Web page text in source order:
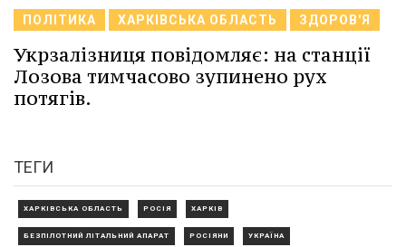
ПОЛІТИКА ХАРКІВСЬКА ОБЛАСТЬ ЗДОРОВ'Я
Укрзалізниця повідомляє: на станції
Лозова тимчасово зупинено рух
потягів.
ТЕГИ
ХАРКІВСЬКА ОБЛАСТЬ РОСІЯ ХАРКІВ
БЕЗПІЛОТНИЙ ЛІТАЛЬНИЙ АПАРАТ РОСІЯНИ УКРАЇНА